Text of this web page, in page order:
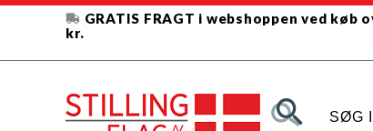
GRATIS FRAGT i webshoppen ved køb
kr.